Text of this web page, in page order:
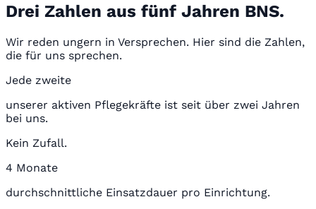
Drei Zahlen aus fünf Jahren BNS.
Wir reden ungern in Versprechen. Hier sind die Zahlen,
die für uns sprechen.
Jede zweite
unserer aktiven Pflegekräfte ist seit über zwei Jahren
bei uns.
Kein Zufall.
4 Monate
durchschnittliche Einsatzdauer pro Einrichtung.